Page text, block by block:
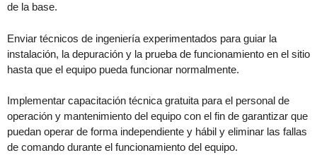
de la base.
Enviar técnicos de ingeniería experimentados para guiar la
instalación, la depuración y la prueba de funcionamiento en el sitio
hasta que el equipo pueda funcionar normalmente.
Implementar capacitación técnica gratuita para el personal de
operación y mantenimiento del equipo con el fin de garantizar que
puedan operar de forma independiente y hábil y eliminar las fallas
de comando durante el funcionamiento del equipo.